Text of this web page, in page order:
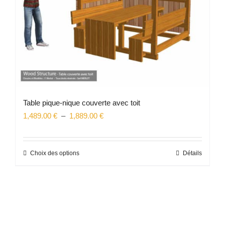
Table pique-nique couverte avec toit
1,489.00 € – 1,889.00 €Plage
prix :
Choix des optionsCe
Détails